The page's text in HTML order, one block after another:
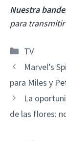
Nuestra
para transmitir
Categorías
TV
Marvel’s
para Miles y
La
de las flores: